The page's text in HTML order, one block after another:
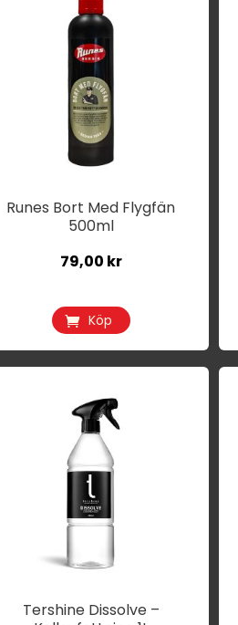
Runes Bort Med Flygfän
500ml
79,00 kr
Köp
Tershine Dissolve –